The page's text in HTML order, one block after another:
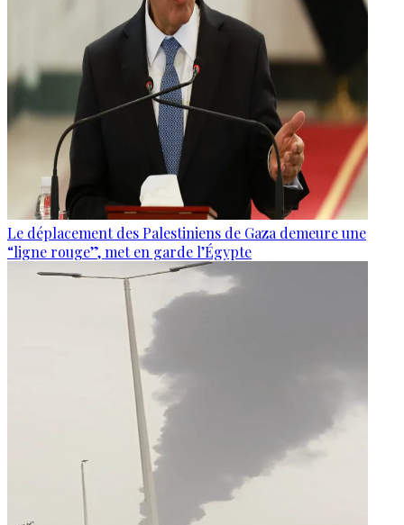
Le déplacement des Palestiniens de Gaza demeure une
“ligne rouge”, met en garde l’Égypte